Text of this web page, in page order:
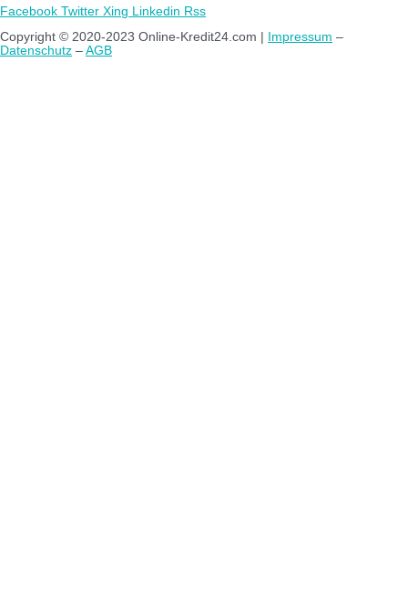
Facebook Twitter Xing Linkedin Rss
Copyright © 2020-2023 Online-Kredit24.com |
Impressum –
Datenschutz – AGB